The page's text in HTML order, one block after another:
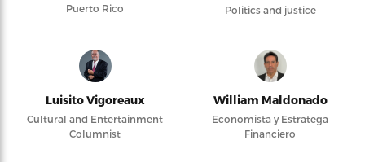
Puerto Rico
Politics and justice
Luisito Vigoreaux
Cultural and Entertainment
Columnist
William Maldonado
Economista y Estratega
Financiero